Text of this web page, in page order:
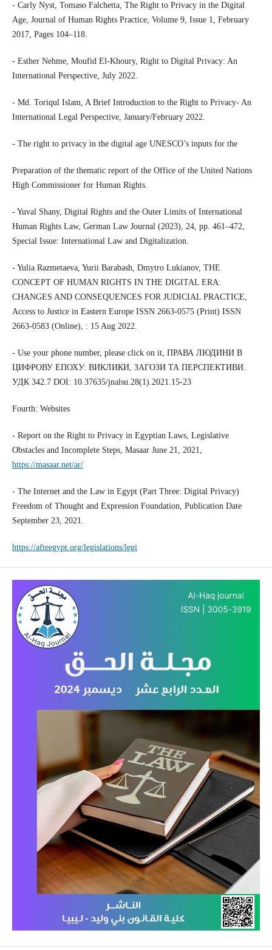
- Carly Nyst, Tomaso Falchetta, The Right to Privacy in the Digital
Age, Journal of Human Rights Practice, Volume 9, Issue 1, February
2017, Pages 104–118.
- Esther Nehme, Moufid El-Khoury, Right to Digital Privacy: An
International Perspective, July 2022.
- Md. Toriqul Islam, A Brief Introduction to the Right to Privacy- An
International Legal Perspective, January/February 2022.
- The right to privacy in the digital age UNESCO’s inputs for the
Preparation of the thematic report of the Office of the United Nations
High Commissioner for Human Rights.
- Yuval Shany, Digital Rights and the Outer Limits of International
Human Rights Law, German Law Journal (2023), 24, pp. 461–472,
Special Issue: International Law and Digitalization.
- Yulia Razmetaeva, Yurii Barabash, Dmytro Lukianov, THE
CONCEPT OF HUMAN RIGHTS IN THE DIGITAL ERA:
CHANGES AND CONSEQUENCES FOR JUDICIAL PRACTICE,
Access to Justice in Eastern Europe ISSN 2663-0575 (Print) ISSN
2663-0583 (Online), : 15 Aug 2022.
- Use your phone number, please click on it, ПРАВА ЛЮДИНИ В
ЦИФРОВУ ЕПОХУ: ВИКЛИКИ, ЗАГОЗИ ТА ПЕРСПЕКТИВИ.
УДК 342.7 DOI: 10.37635/jnalsu.28(1).2021.15-23
Fourth: Websites
- Report on the Right to Privacy in Egyptian Laws, Legislative
Obstacles and Incomplete Steps, Masaar June 21, 2021,
https://masaar.net/ar/
- The Internet and the Law in Egypt (Part Three: Digital Privacy)
Freedom of Thought and Expression Foundation, Publication Date
September 23, 2021.
https://afteegypt.org/legislations/legi